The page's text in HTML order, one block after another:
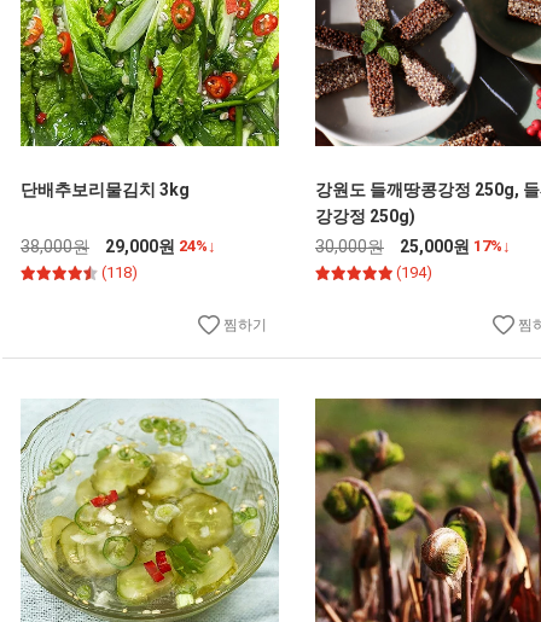
단배추보리물김치 3kg
38,000원 29,000원 24%↓
(118)
찜하기
강원도 들깨땅콩강정 250g,
강강정 250g)
30,000원
25,000원 17%↓
(194)
찜